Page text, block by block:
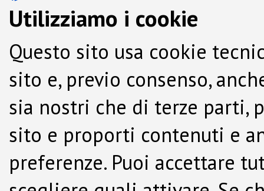
Utilizziamo i cookie
Questo sito usa cookie
sito e, previo consenso,
sia nostri che di terze parti,
sito e proporti contenuti e
preferenze. Puoi accettare